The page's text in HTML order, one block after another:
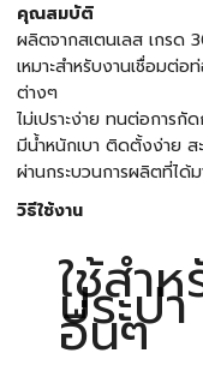
คุณสมบัติ
ผลิตจากสเตนเลส เกรด
เหมาะสำหรับงานเชื่อมต่อ
ต่างๆ
ไม่เปราะง่าย ทนต่อการกั
มีน้ำหนักเบา ติดตั้งง่าย ส
ผ่านกระบวนการผลิตที่ได้
วิธีใช้งาน
ใช้สำ
ประป
อื่นๆ